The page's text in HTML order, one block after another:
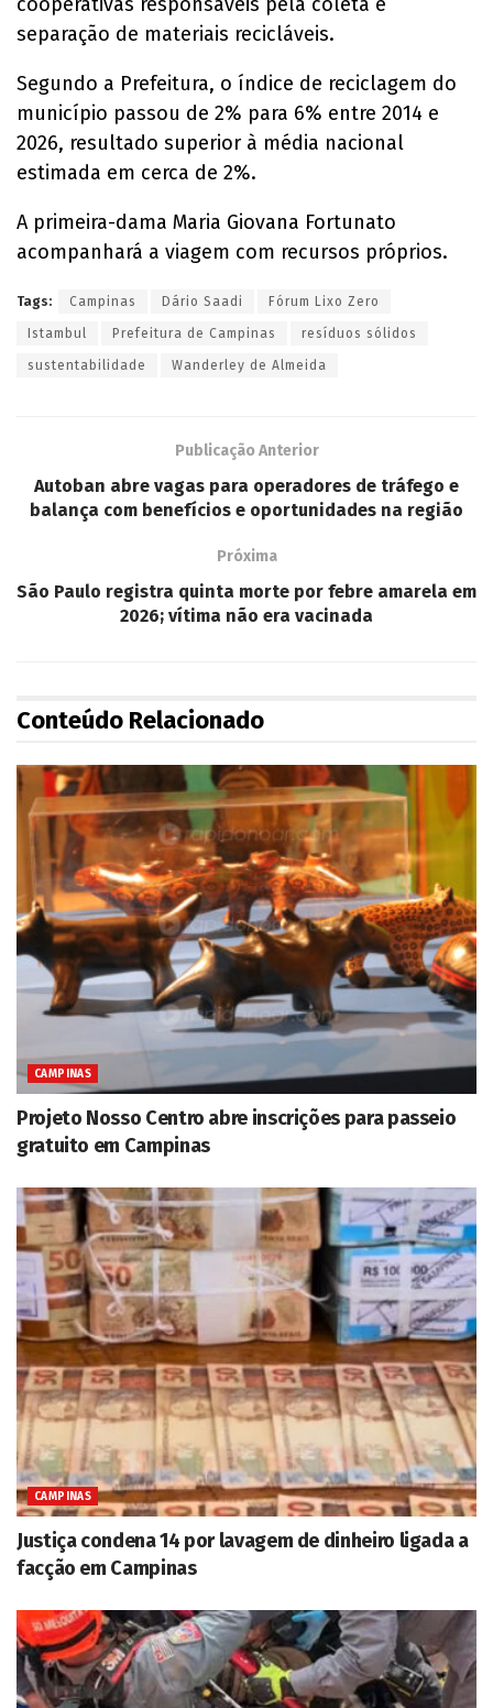
separação de materiais recicláveis.
Segundo a Prefeitura, o índice de reciclagem do
município passou de 2% para 6% entre 2014 e
2026, resultado superior à média nacional
estimada em cerca de 2%.
A primeira-dama Maria Giovana Fortunato
acompanhará a viagem com recursos próprios.
Tags: Campinas Dário Saadi Fórum Lixo Zero
Istambul Prefeitura de Campinas resíduos sólidos
sustentabilidade Wanderley de Almeida
Publicação Anterior
Autoban abre vagas para operadores de tráfego e
balança com benefícios e oportunidades na região
Próxima
São Paulo registra quinta morte por febre amarela em
2026; vítima não era vacinada
Conteúdo Relacionado
CAMPINAS
Projeto Nosso Centro abre inscrições para passeio
gratuito em Campinas
CAMPINAS
Justiça condena 14 por lavagem de dinheiro ligada a
facção em Campinas